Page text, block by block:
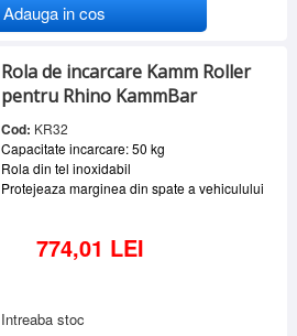
Adauga in cos
Rola de incarcare Kamm Roller
pentru Rhino KammBar
Cod: KR32
Capacitate incarcare: 50 kg
Rola din tel inoxidabil
Protejeaza marginea din spate a vehiculului
774,01 LEI
Intreaba stoc